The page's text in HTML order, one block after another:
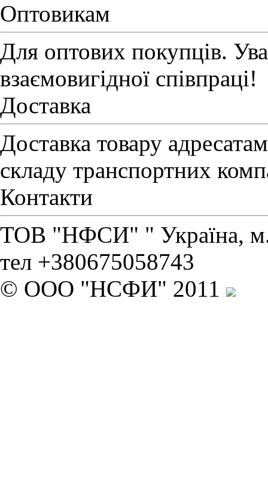
Оптовикам
Для оптових покупців.
взаємовигідної співпраці!
Доставка
Доставка товару
складу транспортних
Контакти
ТОВ "НФСИ" " Україна, м.
тел +380675058743
© ООО "НСФИ" 2011